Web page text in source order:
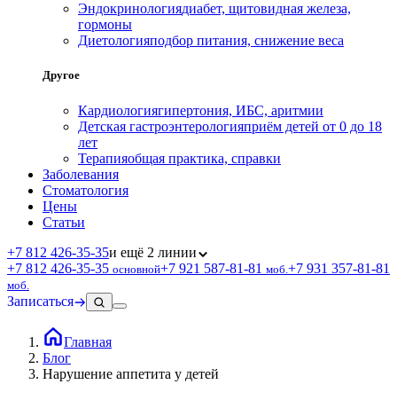
Эндокринологиядиабет, щитовидная железа,
гормоны
Диетологияподбор питания, снижение веса
Другое
Кардиологиягипертония, ИБС, аритмии
Детская гастроэнтерологияприём детей от 0 до 18
лет
Терапияобщая практика, справки
Заболевания
Стоматология
Цены
Статьи
+7 812 426‑35‑35и ещё 2 линии
+7 812 426‑35‑35 основной+7 921 587‑81‑81 моб. +7 931 357‑81‑81
моб.
Записаться
Главная
Блог
Нарушение аппетита у детей